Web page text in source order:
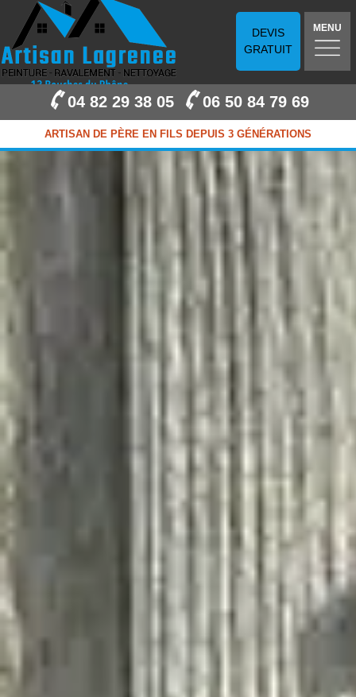
DEVIS
GRATUIT
MENU
04 82 29 38 05 06 50 84 79 69
ARTISAN DE PÈRE EN FILS DEPUIS 3 GÉNÉRATIONS